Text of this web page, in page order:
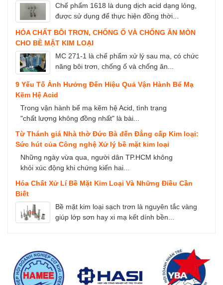
Chế phẩm 1618 là dung dịch acid dạng lỏng,
được sử dụng để thực hiện đồng thời...
HÓA CHẤT BÔI TRƠN, CHỐNG Ố VÀ CHỐNG ĂN MÒN
CHO BỀ MẶT KIM LOẠI
MC 271-1 là chế phẩm xử lý sau mạ, có chức
năng bôi trơn, chống ố và chống ăn...
9 Yếu Tố Ảnh Hưởng Đến Hiệu Quả Vận Hành Bể Mạ
Kẽm Hệ Acid
Trong vận hành bể mạ kẽm hệ Acid, tình trạng
"chất lượng không đồng nhất" là bài...
Từ Thánh giá Nhà thờ Đức Bà đến Đẳng cấp Kim loại:
Sức hút của Công nghệ Xử lý bề mặt kim loại
Những ngày vừa qua, người dân TP.HCM không
khỏi xúc động khi chứng kiến hai...
Hóa Chất Xử Lí Bề Mặt Kim Loại Và Những Điều Cần
Biết
Bề mặt kim loại sạch trơn là nguyên tắc vàng
giúp lớp sơn hay xi mạ kết dính bền...